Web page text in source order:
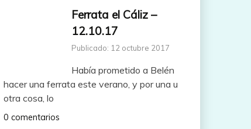
Ferrata el Cáliz –
12.10.17
Publicado: 12 octubre 2017
Había prometido a Belén
hacer una ferrata este verano, y por una u
otra cosa, lo
0 comentarios